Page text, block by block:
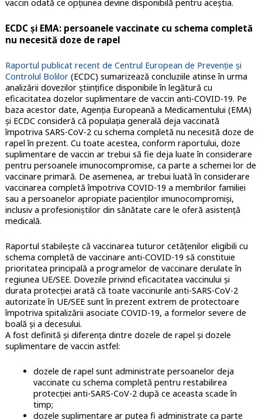
vaccin odată ce opțiunea devine disponibilă pentru aceștia.
ECDC și EMA: persoanele vaccinate cu schema completă
nu necesită doze de rapel
Raportul publicat recent de Centrul European de Prevenție și
Controlul Bolilor(ECDC) sumarizează concluziile atinse în urma
analizării dovezilor științifice disponibile în legătură cu
eficacitatea dozelor suplimentare de vaccin anti-COVID-19. Pe
baza acestor date, Agenția Europeană a Medicamentului (EMA)
și ECDC consideră că populația generală deja vaccinată
împotriva SARS-CoV-2 cu schema completă nu necesită doze de
rapel în prezent. Cu toate acestea, conform raportului, doze
suplimentare de vaccin ar trebui să fie deja luate în considerare
pentru persoanele imunocompromise, ca parte a schemei lor de
vaccinare primară. De asemenea, ar trebui luată în considerare
vaccinarea completă împotriva COVID-19 a membrilor familiei
sau a persoanelor apropiate pacienților imunocompromiși,
inclusiv a profesioniștilor din sănătate care le oferă asistență
medicală.
Raportul stabilește că vaccinarea tuturor cetățenilor eligibili cu
schema completă de vaccinare anti-COVID-19 să constituie
prioritatea principală a programelor de vaccinare derulate în
regiunea UE/SEE. Dovezile privind eficacitatea vaccinului și
durata protecției arată că toate vaccinurile anti-SARS-CoV-2
autorizate în UE/SEE sunt în prezent extrem de protectoare
împotriva spitalizării asociate COVID-19, a formelor severe de
boală și a decesului.
A fost definită și diferența dintre dozele de rapel și dozele
suplimentare de vaccin astfel:
dozele de rapel sunt administrate persoanelor deja
vaccinate cu schema completă pentru restabilirea
protecției anti-SARS-CoV-2 după ce aceasta scade în
timp;
dozele suplimentare ar putea fi administrate ca parte